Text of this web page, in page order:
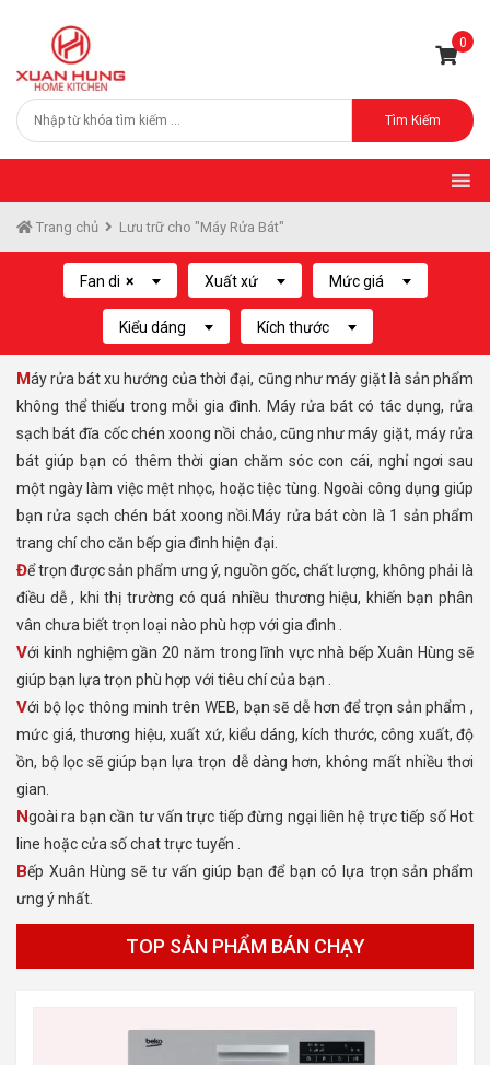
0
Tìm Kiếm
Trang chủ Lưu trữ cho "Máy Rửa Bát"
×
Fan di Xuất xứ Mức giá
Kiểu dáng Kích thước
Máy rửa bát xu hướng của thời đại, cũng như máy giặt là sản phẩm
không thể thiếu trong mỗi gia đình. Máy rửa bát có tác dụng, rửa
sạch bát đĩa cốc chén xoong nồi chảo, cũng như máy giặt, máy rửa
bát giúp bạn có thêm thời gian chăm sóc con cái, nghỉ ngơi sau
một ngày làm việc mệt nhọc, hoặc tiệc tùng. Ngoài công dụng giúp
bạn rửa sạch chén bát xoong nồi.Máy rửa bát còn là 1 sản phẩm
trang chí cho căn bếp gia đình hiện đại.
Để trọn được sản phẩm ưng ý, nguồn gốc, chất lượng, không phải là
điều dễ , khi thị trường có quá nhiều thương hiệu, khiến bạn phân
vân chưa biết trọn loại nào phù hợp với gia đình .
Với kinh nghiệm gần 20 năm trong lĩnh vực nhà bếp Xuân Hùng sẽ
giúp bạn lựa trọn phù hợp với tiêu chí của bạn .
Với bộ lọc thông minh trên WEB, bạn sẽ dễ hơn để trọn sản phẩm ,
mức giá, thương hiệu, xuất xứ, kiểu dáng, kích thước, công xuất, độ
ồn, bộ lọc sẽ giúp bạn lựa trọn dễ dàng hơn, không mất nhiều thơi
gian.
Ngoài ra bạn cần tư vấn trực tiếp đừng ngại liên hệ trực tiếp số Hot
line hoặc cửa số chat trực tuyến .
Bếp Xuân Hùng sẽ tư vấn giúp bạn để bạn có lựa trọn sản phẩm
ưng ý nhất.
TOP SẢN PHẨM BÁN CHẠY